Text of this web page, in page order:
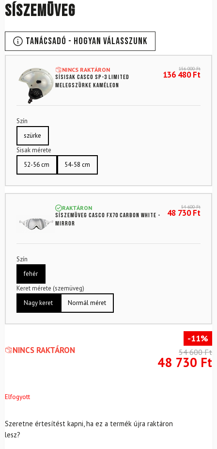
síszemüveg
Tanácsadó - Hogyan válasszunk
NINCS RAKTÁRON
Sísisak CASCO SP-3 Limited
melegszürke kaméleon
156 000Ft
136 480Ft
Szín
szürke
Sisak mérete
52-56 cm
54-58 cm
RAKTÁRON
Síszemüveg CASCO FX70 Carbon White -
Mirror
54 600Ft
48 730Ft
Szín
fehér
Keret mérete (szemüveg)
Nagy keret
Normál méret
NINCS RAKTÁRON
-11%
54 600Ft
48 730 Ft
Elfogyott
Szeretne értesítést kapni, ha ez a termék újra raktáron
lesz?